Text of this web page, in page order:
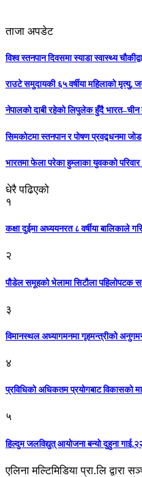
ताजा अपडेट
विश्व स्तनपान दिवसमा स्याडा स्वास्थ्य
राउटे समुदायकी ६५ वर्षीया महिलाको मृत्यु,
नेपालको दाबी रहेको लिपुलेक हुँदै भारत–चीन
सिमकोटमा स्तनपान र पोषण प्रवद्र्धनमा जोड
भारतमा फेला परेका हुम्लाका युवकको
धेरै पढिएको
१
कक्षा दुईमा अध्ययनरत ८ वर्षीया बालिकाले
२
पौडेल समूहको भेलामा सिटौला पहिलोपटक
३
विमानस्थल अध्यागमनमा गृहमन्त्रीको
४
प्रविधिको अधिकतम प्रयोगबाट विकासको
५
हिल्दुम जलविद्युत् आयोजना बन्यो दुहुना
एलिना मल्टिमिडिया प्रा.लि